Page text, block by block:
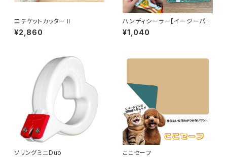
エチケットカッターⅡ
¥2,860
ハンディシーラー【イージーパッ
ク】
¥1,040
ソリングミニDuo ここセーフ